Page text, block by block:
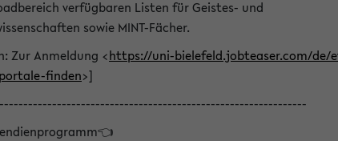
verfügbaren Listen für Geistes- und
sowie MINT-Fächer.
Zur Anmeldung <https://uni-bielefeld.jobteaser.com/de/
finden>]